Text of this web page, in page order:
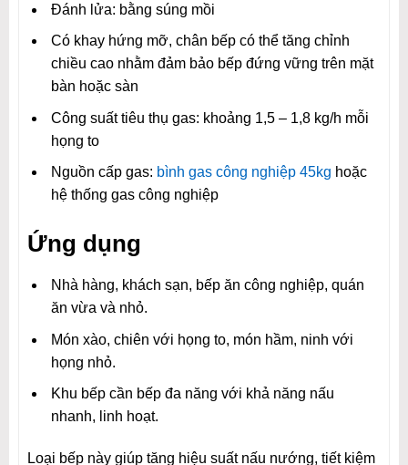
Đánh lửa: bằng súng mồi
Có khay hứng mỡ, chân bếp có thể tăng chỉnh
chiều cao nhằm đảm bảo bếp đứng vững trên mặt
bàn hoặc sàn
Công suất tiêu thụ gas: khoảng 1,5 – 1,8 kg/h mỗi
họng to
Nguồn cấp gas: bình gas công nghiệp 45kg hoặc
hệ thống gas công nghiệp
Ứng dụng
Nhà hàng, khách sạn, bếp ăn công nghiệp, quán
ăn vừa và nhỏ.
Món xào, chiên với họng to, món hầm, ninh với
họng nhỏ.
Khu bếp cần bếp đa năng với khả năng nấu
nhanh, linh hoạt.
Loại bếp này giúp tăng hiệu suất nấu nướng, tiết kiệm